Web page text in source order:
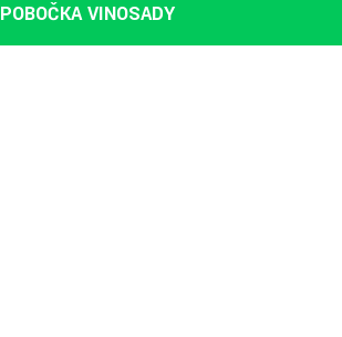
POBOČKA VINOSADY